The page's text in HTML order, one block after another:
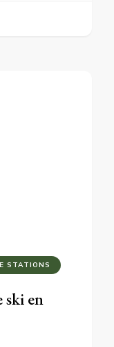
STATIONS
ski en